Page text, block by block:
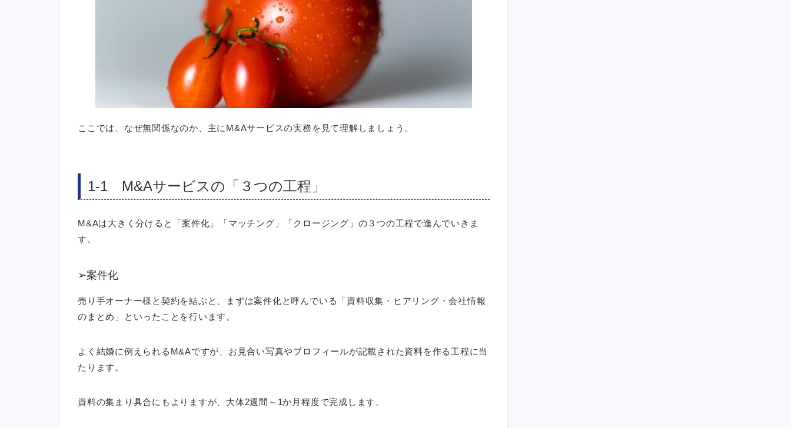
ここでは、なぜ無関係なのか、主にM&Aサービスの実務を見て理解しましょう。
1-1 M&Aサービスの「３つの工程」
M&Aは大きく分けると「案件化」「マッチング」「クロージング」の３つの工程で進んでいきま
す。
➢案件化
売り手オーナー様と契約を結ぶと、まずは案件化と呼んでいる「資料収集・ヒアリング・会社情報
のまとめ」といったことを行います。
よく結婚に例えられるM&Aですが、お見合い写真やプロフィールが記載された資料を作る工程に当
たります。
資料の集まり具合にもよりますが、大体2週間～1か月程度で完成します。